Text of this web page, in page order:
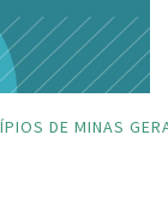
DE MINAS